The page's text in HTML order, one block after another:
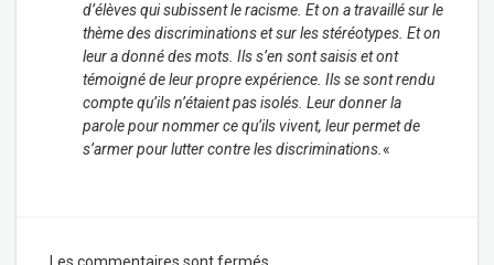
d’élèves qui subissent le racisme. Et on a travaillé sur le
thème des discriminations et sur les stéréotypes. Et on
leur a donné des mots. Ils s’en sont saisis et ont
témoigné de leur propre expérience. Ils se sont rendu
compte qu’ils n’étaient pas isolés. Leur donner la
parole pour nommer ce qu’ils vivent, leur permet de
s’armer pour lutter contre les discriminations.«